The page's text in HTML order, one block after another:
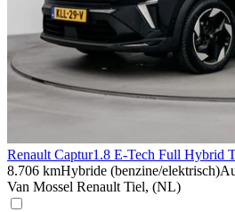
Renault Captur1.8 E-Tech Full Hybrid
8.706 kmHybride (benzine/elektrisch)
Van Mossel Renault Tiel, (NL)